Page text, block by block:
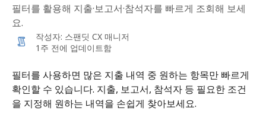
필터를 활용해 지출·보고서·참석자를 빠르게 조회해 보세
요.
작성자: 스팬딧 CX 매니저
1주 전에 업데이트함
필터를 사용하면 많은 지출 내역 중 원하는 항목만 빠르게
확인할 수 있습니다. 지출, 보고서, 참석자 등 필요한 조건
을 지정해 원하는 내역을 손쉽게 찾아보세요.